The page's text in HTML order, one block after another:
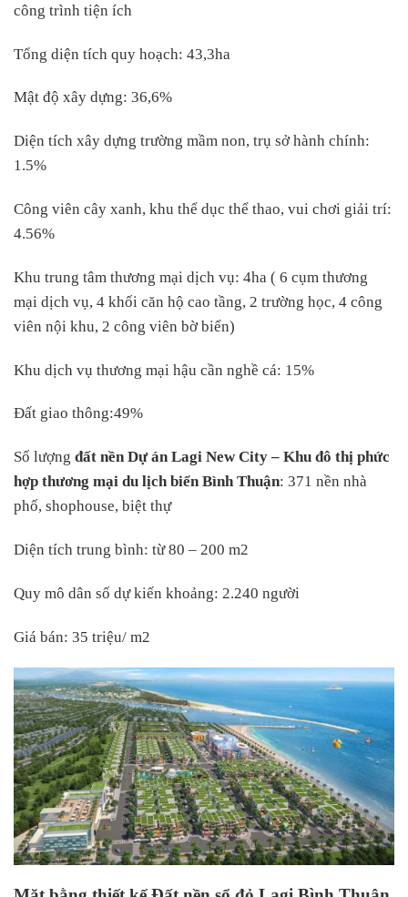
công trình tiện ích
Tổng diện tích quy hoạch: 43,3ha
Mật độ xây dựng: 36,6%
Diện tích xây dựng trường mầm non, trụ sở hành chính:
1.5%
Công viên cây xanh, khu thể dục thể thao, vui chơi giải trí:
4.56%
Khu trung tâm thương mại dịch vụ: 4ha ( 6 cụm thương
mại dịch vụ, 4 khối căn hộ cao tầng, 2 trường học, 4 công
viên nội khu, 2 công viên bờ biển)
Khu dịch vụ thương mại hậu cần nghề cá: 15%
Đất giao thông:49%
Số lượng đất nềnDự án Lagi New City – Khu đô thị phức
hợp thương mại du lịch biển Bình Thuận: 371 nền nhà
phố, shophouse, biệt thự
Diện tích trung bình: từ 80 – 200 m2
Quy mô dân số dự kiến khoảng: 2.240 người
Giá bán: 35 triệu/ m2